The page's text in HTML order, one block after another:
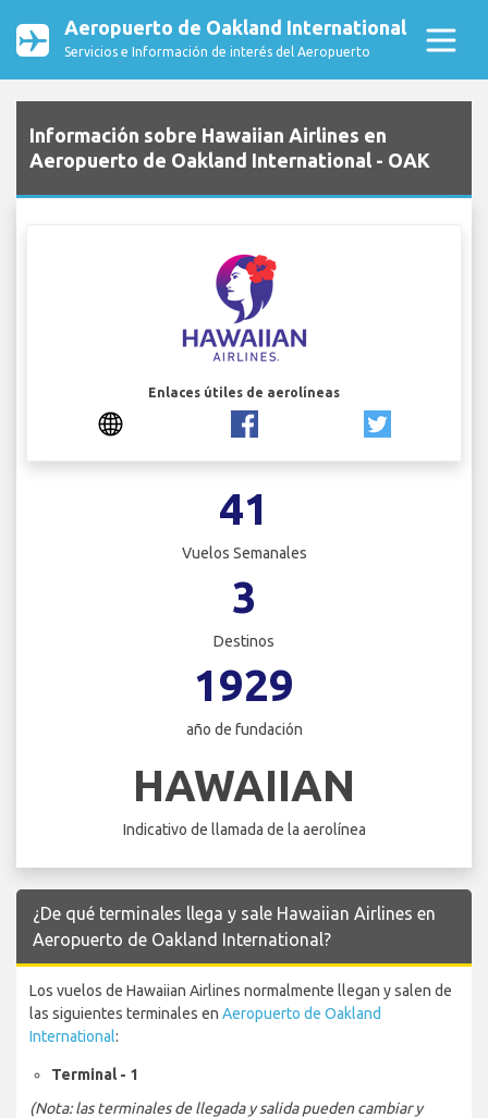
Aeropuerto de Oakland International
Servicios e Información de interés del Aeropuerto
Información sobre Hawaiian Airlines en
Aeropuerto de Oakland International - OAK
Enlaces útiles de aerolíneas
41
Vuelos Semanales
3
Destinos
1929
año de fundación
HAWAIIAN
Indicativo de llamada de la aerolínea
¿De qué terminales llega y sale Hawaiian Airlines en
Aeropuerto de Oakland International?
Los vuelos de Hawaiian Airlines normalmente llegan y salen de
las siguientes terminales en Aeropuerto de Oakland
International:
Terminal - 1
(Nota: las terminales de llegada y salida pueden cambiar y